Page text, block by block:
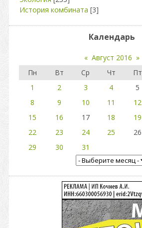
История комбината [3]
Календарь
« Август 2016 »
Пн
Вт Ср Чт Пт
1
2 3 4 5
8
9 10 11 12
15
16 17 18 19
22
23 24 25 26
29
30 31